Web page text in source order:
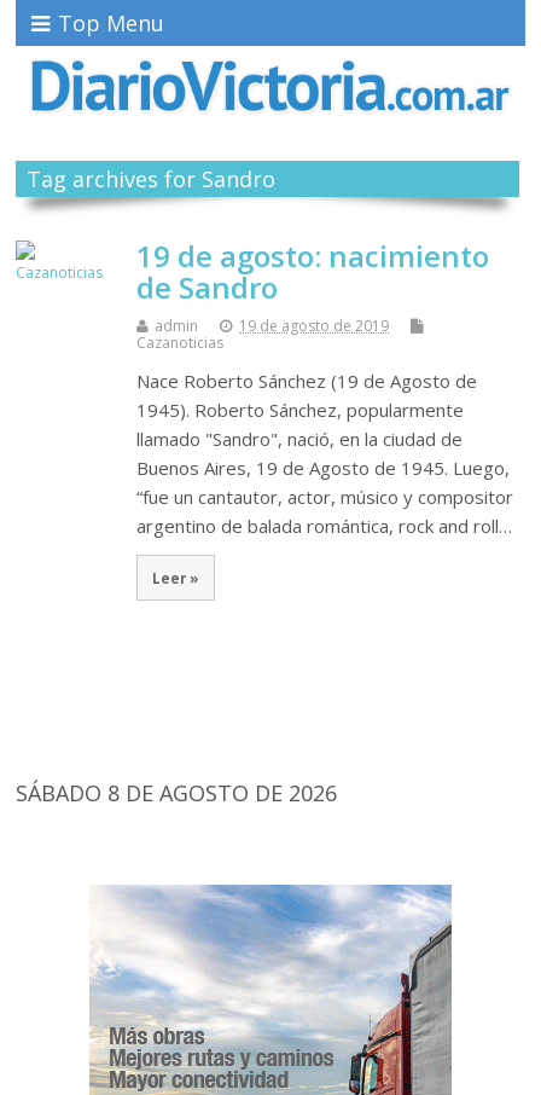
Top Menu
Tag archives for Sandro
19 de agosto: nacimiento
de Sandro
admin
19 de agosto de 2019
Cazanoticias
Nace Roberto Sánchez (19 de Agosto de
1945). Roberto Sánchez, popularmente
llamado "Sandro", nació, en la ciudad de
Buenos Aires, 19 de Agosto de 1945. Luego,
“fue un cantautor, actor, músico y compositor
argentino de balada romántica, rock and roll…
Leer »
SÁBADO 8 DE AGOSTO DE 2026